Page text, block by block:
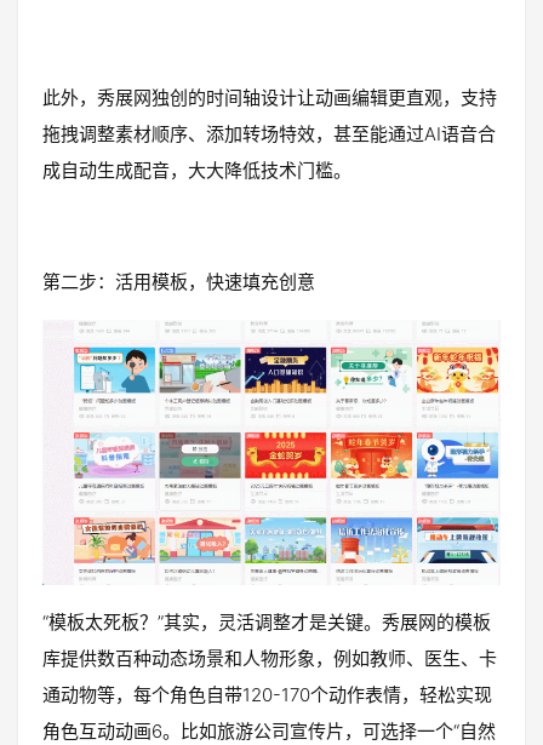
此外，秀展网独创的时间轴设计让动画编辑更直观，支持
拖拽调整素材顺序、添加转场特效，甚至能通过AI语音合
成自动生成配音，大大降低技术门槛。
第二步：活用模板，快速填充创意
“模板太死板？”其实，灵活调整才是关键。秀展网的模板
库提供数百种动态场景和人物形象，例如教师、医生、卡
通动物等，每个角色自带120-170个动作表情，轻松实现
角色互动动画6。比如旅游公司宣传片，可选择一个“自然